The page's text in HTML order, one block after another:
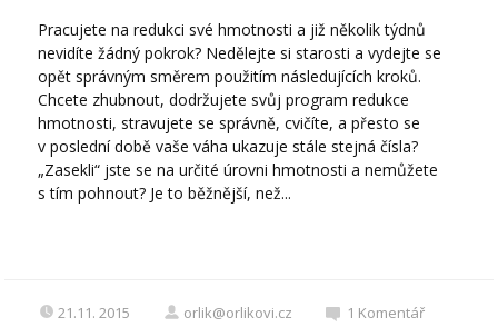
Pracujete na redukci své hmotnosti a již několik týdnů
nevidíte žádný pokrok? Nedělejte si starosti a vydejte se
opět správným směrem použitím následujících kroků.
Chcete zhubnout, dodržujete svůj program redukce
hmotnosti, stravujete se správně, cvičíte, a přesto se
v poslední době vaše váha ukazuje stále stejná čísla?
„Zasekli“ jste se na určité úrovni hmotnosti a nemůžete
s tím pohnout? Je to běžnější, než...
21.11. 2015 orlik@orlikovi.cz 1 Komentář